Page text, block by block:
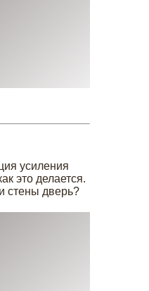
усиления
это делается.
стены дверь?